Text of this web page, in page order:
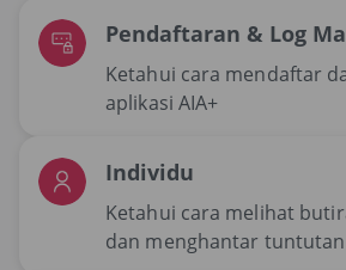
Pendaftaran & Log
Ketahui cara mendaftar
aplikasi AIA+
Individu
Ketahui cara melihat
dan menghantar tuntutan